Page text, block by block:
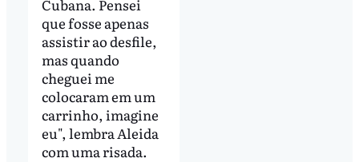
Cubana. Pensei
que fosse apenas
assistir ao desfile,
mas quando
cheguei me
colocaram em um
carrinho, imagine
eu", lembra Aleida
com uma risada.